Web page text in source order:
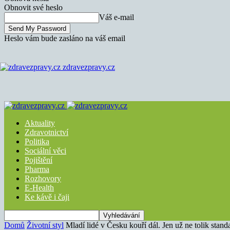
Obnovit své heslo
Váš e-mail
Heslo vám bude zasláno na váš email
zdravezpravy.cz
Aktuality
Zdravotnictví
Politika
Sociální věci
Pojištění
Pharma
Rozhovory
E-Health
Ke kávě i čaji
Domů Životní styl Mladí lidé v Česku kouří dál. Jen už ne tolik